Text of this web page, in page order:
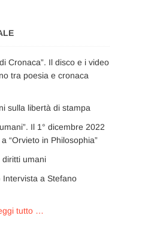
Cronaca”. Il disco e i video
tra poesia e cronaca
sulla libertà di stampa
Il 1° dicembre 2022
“Orvieto in Philosophia”
diritti umani
a Stefano
tutto …